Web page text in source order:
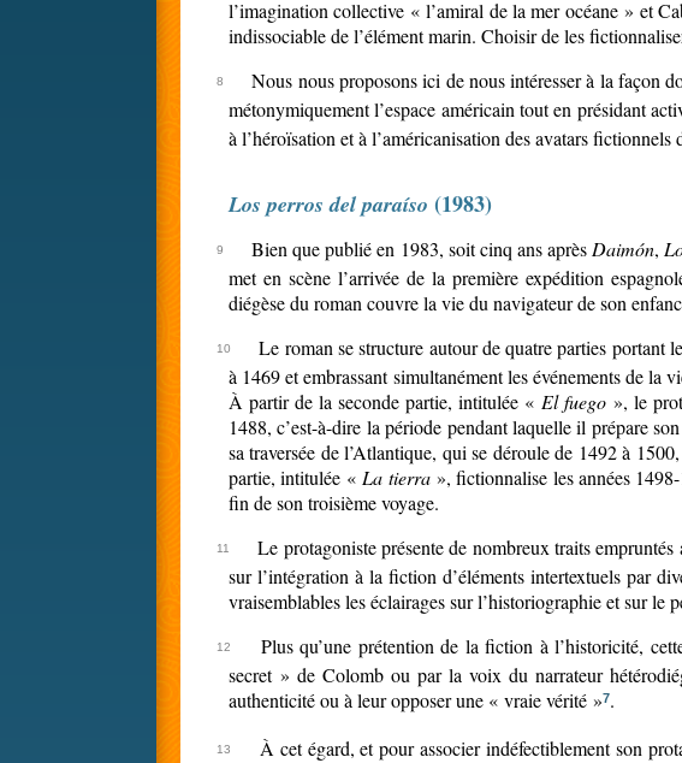
l’imagination collective « l’amiral de la mer océane » et
indissociable de l’élément marin. Choisir de les
Nous nous proposons ici de nous intéresser à la façon
métonymiquement l’espace américain tout en présidant
à l’héroïsation et à l’américanisation des avatars
Los perros del paraíso (1983)
Bien que publié en 1983, soit cinq ans après Daimón,
met en scène l’arrivée de la première expédition
diégèse du roman couvre la vie du navigateur de son
Le roman se structure autour de quatre parties portant
à 1469 et embrassant simultanément les événements de
À partir de la seconde partie, intitulée « El fuego », le
1488, c’est-à-dire la période pendant laquelle il prépare
sa traversée de l’Atlantique, qui se déroule de 1492 à
partie, intitulée « La tierra», fictionnalise les années 1498-
fin de son troisième voyage.
Le protagoniste présente de nombreux traits
sur l’intégration à la fiction d’éléments intertextuels par
vraisemblables les éclairages sur l’historiographie et sur le
Plus qu’une prétention de la fiction à l’historicité,
secret » de Colomb ou par la voix du narrateur
authenticité ou à leur opposer une « vraie vérité »7.
À cet égard, et pour associer indéfectiblement son